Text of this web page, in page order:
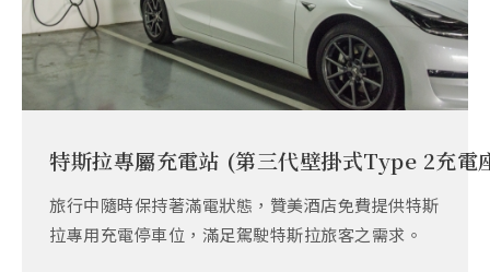
特斯拉專屬充電站 (第三代壁掛式Type 2充電
旅行中隨時保持著滿電狀態，贊美酒店免費提供特斯
拉專用充電停車位，滿足駕駛特斯拉旅客之需求。